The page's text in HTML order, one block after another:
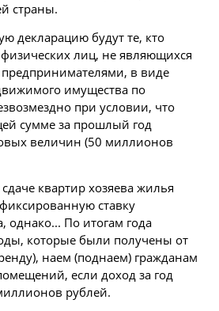
страны.
декларацию будут те, кто
лиц, не являющихся
в виде
имущества по
при условии, что
сумме за прошлый год
величин (50 миллионов
квартир хозяева жилья
ставку
однако... По итогам года
которые были получены от
наем (поднаем) гражданам
если доход за год
рублей.